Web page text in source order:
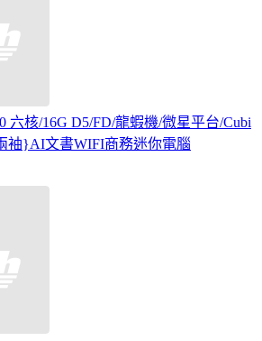
六核/16G D5/FD/龍蝦機/微星平台/Cubi
袖}AI文書WIFI商務迷你電腦